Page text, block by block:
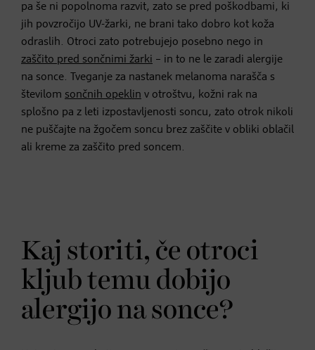
pa še ni popolnoma razvit, zato se pred poškodbami, ki
jih povzročijo UV-žarki, ne brani tako dobro kot koža
odraslih. Otroci zato potrebujejo posebno nego in
zaščito pred sončnimi žarki – in to ne le zaradi alergije
na sonce. Tveganje za nastanek melanoma narašča s
številom sončnih opeklin v otroštvu, kožni rak na
splošno pa z leti izpostavljenosti soncu, zato otrok nikoli
ne puščajte na žgočem soncu brez zaščite v obliki oblačil
ali kreme za zaščito pred soncem.
Kaj storiti, če otroci
kljub temu dobijo
alergijo na sonce?